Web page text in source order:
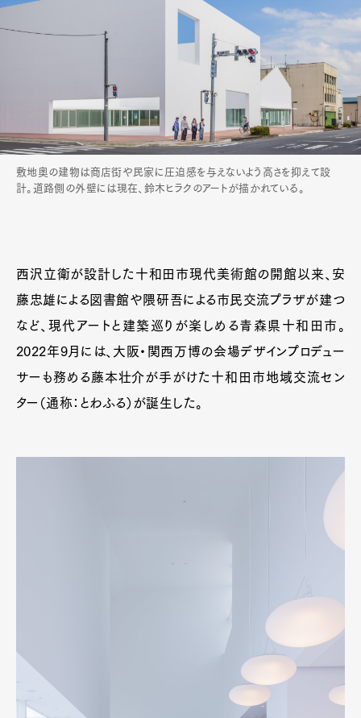
敷地奥の建物は商店街や民家に圧迫感を与えないよう高さを抑えて設
計。道路側の外壁には現在、鈴木ヒラクのアートが描かれている。
西沢立衛が設計した十和田市現代美術館の開館以来、安
藤忠雄による図書館や隈研吾による市民交流プラザが建つ
など、現代アートと建築巡りが楽しめる青森県十和田市。
2022年9月には、大阪・関西万博の会場デザインプロデュー
サーも務める藤本壮介が手がけた十和田市地域交流セン
ター（通称：とわふる）が誕生した。